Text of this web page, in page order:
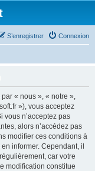
Connexion
S’enregistrer
« nous », « notre »,
»), vous acceptez
vous n’acceptez pas
alors n’accédez pas
modifier ces conditions à
informer. Cependant, il
car votre
modification constitue